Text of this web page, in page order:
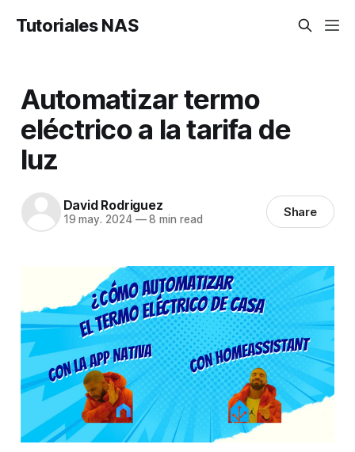
Tutoriales NAS
Automatizar termo
eléctrico a la tarifa de
luz
David Rodriguez
19 may. 2024 —8 min read Share